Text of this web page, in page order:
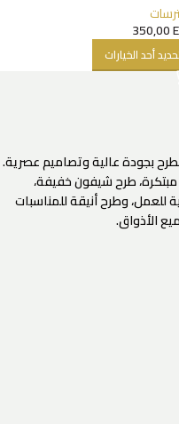
350,00
أحد الخيارات
بجودة عالية وتصاميم عصرية.
مبتكرة، طرح شيفون خفيفة،
للعمل، وطرح أنيقة للمناسبات
الأذواق.